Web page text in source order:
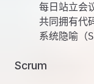
每日站立
共同拥有
Scrum